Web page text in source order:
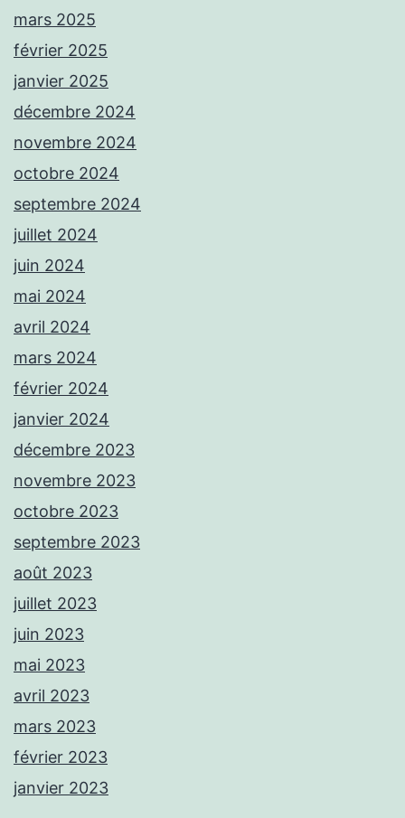
mars 2025
février 2025
janvier 2025
décembre 2024
novembre 2024
octobre 2024
septembre 2024
juillet 2024
juin 2024
mai 2024
avril 2024
mars 2024
février 2024
janvier 2024
décembre 2023
novembre 2023
octobre 2023
septembre 2023
août 2023
juillet 2023
juin 2023
mai 2023
avril 2023
mars 2023
février 2023
janvier 2023